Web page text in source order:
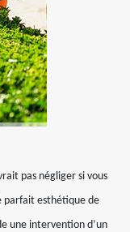
pas négliger si vous
parfait esthétique de
une intervention d’un